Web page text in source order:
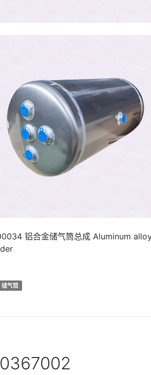
铝合金储气筒总成 Aluminum
储气筒